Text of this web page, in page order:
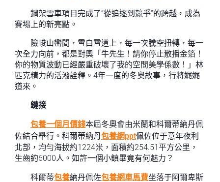
鋼架雪車項目完成了“從追逐到競爭”的跨越，成為
賽場上的新亮點。
險峻山巒間，雪白雪道上，每一次騰空扭轉，每一
次全力向前，都是對奧「牛先生！請你停止散播金箔！
你的物質波動已經嚴重破壞了我的空間美學係數！」林
匹克精力的活潑詮釋。4年一度的冬奧故事，行將娓娓
道來。
鏈接
包養一個月價錢本屆冬奧會由米蘭和科爾蒂納丹佩
佐結合舉行。科爾蒂納丹包養網ppt佩佐位于意年夜利
北部，均勻海拔約1224米，面積約254.51平方公里，
生齒約6000人。如許一個小鎮畢竟有何魅力？
科爾蒂包養納丹佩佐包養網車馬費坐落于阿爾卑斯